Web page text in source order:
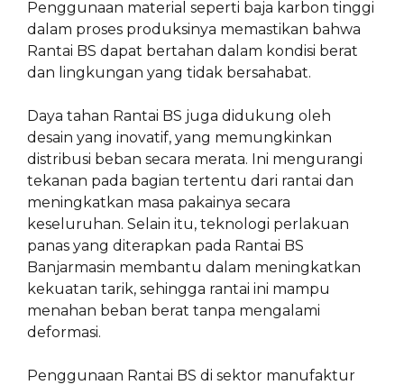
Penggunaan material seperti baja karbon tinggi
dalam proses produksinya memastikan bahwa
Rantai BS dapat bertahan dalam kondisi berat
dan lingkungan yang tidak bersahabat.
Daya tahan Rantai BS juga didukung oleh
desain yang inovatif, yang memungkinkan
distribusi beban secara merata. Ini mengurangi
tekanan pada bagian tertentu dari rantai dan
meningkatkan masa pakainya secara
keseluruhan. Selain itu, teknologi perlakuan
panas yang diterapkan pada Rantai BS
Banjarmasin membantu dalam meningkatkan
kekuatan tarik, sehingga rantai ini mampu
menahan beban berat tanpa mengalami
deformasi.
Penggunaan Rantai BS di sektor manufaktur